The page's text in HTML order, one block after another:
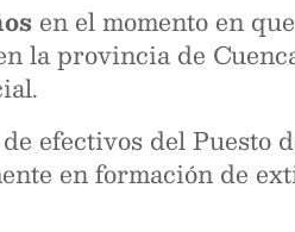
en el momento en
la provincia de
efectivos del Puesto
en formación de